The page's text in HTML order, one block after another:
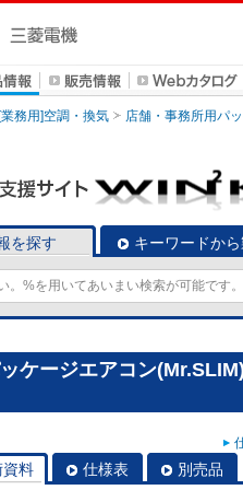
[業務用]空調・換気 店舗・事務所用パ
を探す キーワードか
ケージエアコン
資料 仕様表 別売品